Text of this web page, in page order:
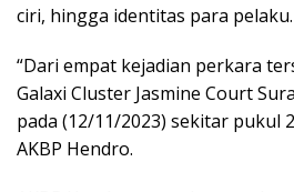
ciri, hingga identitas para pelaku.
“Dari empat kejadian perkara
Galaxi Cluster Jasmine Court
pada (12/11/2023) sekitar pukul
AKBP Hendro.